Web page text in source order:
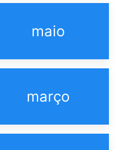
maio
março